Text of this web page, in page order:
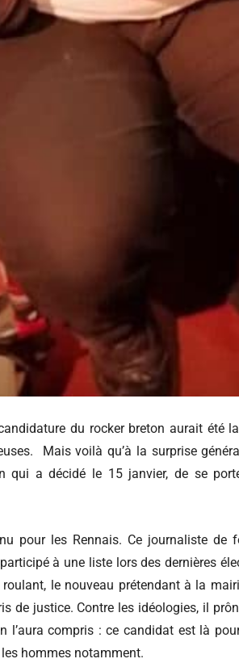
du rocker breton aurait été
Mais voilà qu’à la surprise
qui a décidé le 15 janvier, de se
pour les Rennais. Ce journaliste
à une liste lors des dernières
le nouveau prétendant à la
de justice. Contre les idéologies, il
l’aura compris : ce candidat est là
hommes notamment.